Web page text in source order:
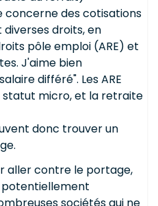
concerne des cotisations
droits, en
pôle emploi (ARE) et
J'aime bien
différé". Les ARE
statut micro, et la retraite
donc trouver un
aller contre le portage,
potentiellement